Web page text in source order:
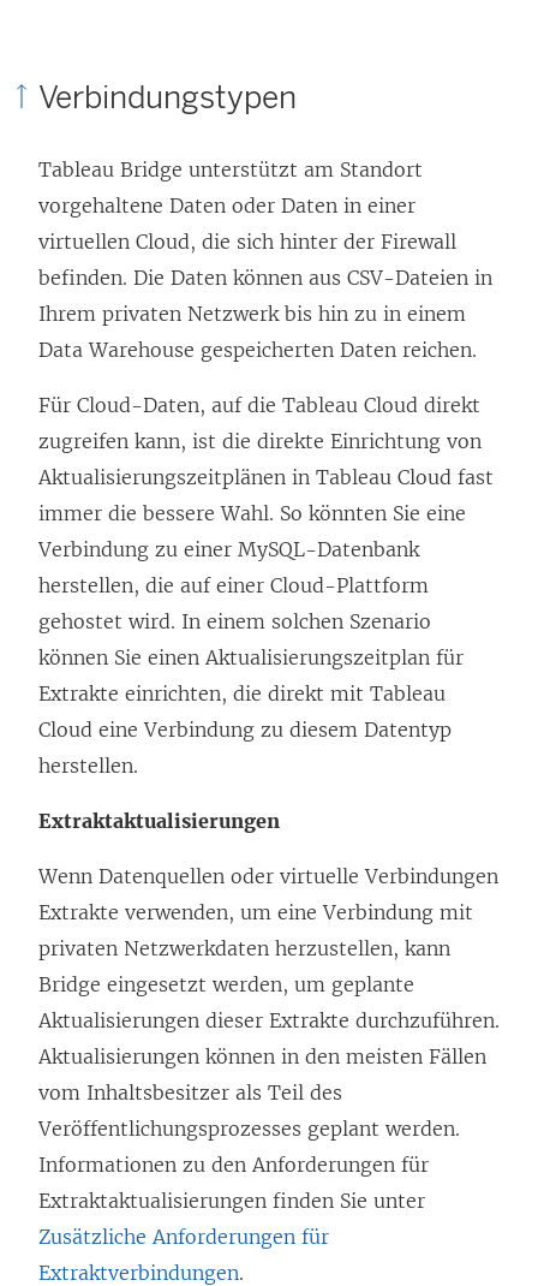
Verbindungstypen
Tableau Bridge unterstützt am Standort
vorgehaltene Daten oder Daten in einer
virtuellen Cloud, die sich hinter der Firewall
befinden. Die Daten können aus CSV-Dateien in
Ihrem privaten Netzwerk bis hin zu in einem
Data Warehouse gespeicherten Daten reichen.
Für Cloud-Daten, auf die Tableau Cloud direkt
zugreifen kann, ist die direkte Einrichtung von
Aktualisierungszeitplänen in Tableau Cloud fast
immer die bessere Wahl. So könnten Sie eine
Verbindung zu einer MySQL-Datenbank
herstellen, die auf einer Cloud-Plattform
gehostet wird. In einem solchen Szenario
können Sie einen Aktualisierungszeitplan für
Extrakte einrichten, die direkt mit Tableau
Cloud eine Verbindung zu diesem Datentyp
herstellen.
Extraktaktualisierungen
Wenn Datenquellen oder virtuelle Verbindungen
Extrakte verwenden, um eine Verbindung mit
privaten Netzwerkdaten herzustellen, kann
Bridge eingesetzt werden, um geplante
Aktualisierungen dieser Extrakte durchzuführen.
Aktualisierungen können in den meisten Fällen
vom Inhaltsbesitzer als Teil des
Veröffentlichungsprozesses geplant werden.
Informationen zu den Anforderungen für
Extraktaktualisierungen finden Sie unter
Zusätzliche Anforderungen für
Extraktverbindungen.